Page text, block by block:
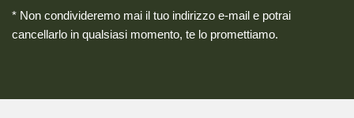
* Non condivideremo mai il tuo indirizzo e-mail e potrai
cancellarlo in qualsiasi momento, te lo promettiamo.